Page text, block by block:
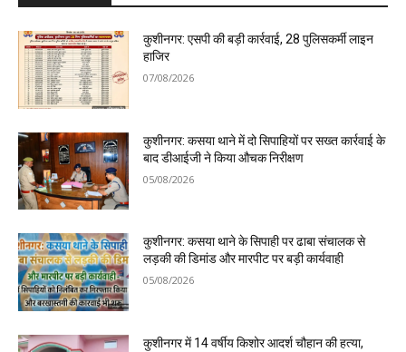
कुशीनगर: एसपी की बड़ी कार्रवाई, 28 पुलिसकर्मी लाइन
हाजिर
07/08/2026
कुशीनगर: कसया थाने में दो सिपाहियों पर सख्त कार्रवाई के
बाद डीआईजी ने किया औचक निरीक्षण
05/08/2026
कुशीनगर: कसया थाने के सिपाही पर ढाबा संचालक से
लड़की की डिमांड और मारपीट पर बड़ी कार्यवाही
05/08/2026
कुशीनगर में 14 वर्षीय किशोर आदर्श चौहान की हत्या,